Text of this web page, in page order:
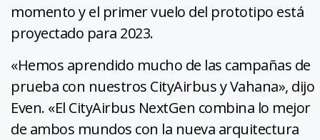
momento y el primer vuelo del prototipo está
proyectado para 2023.
«Hemos aprendido mucho de las campañas de
prueba con nuestros CityAirbus y Vahana», dijo
Even. «El CityAirbus NextGen combina lo mejor
de ambos mundos con la nueva arquitectura